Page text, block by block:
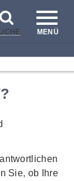
MENÜ
Sie, ob Ihre